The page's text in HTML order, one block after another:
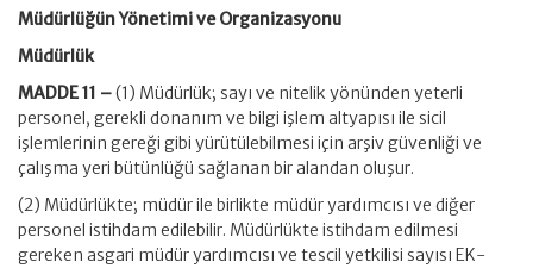
Müdürlüğün Yönetimi ve Organizasyonu
Müdürlük
MADDE 11 –(1) Müdürlük; sayı ve nitelik yönünden yeterli
personel, gerekli donanım ve bilgi işlem altyapısı ile sicil
işlemlerinin gereği gibi yürütülebilmesi için arşiv güvenliği ve
çalışma yeri bütünlüğü sağlanan bir alandan oluşur.
(2) Müdürlükte; müdür ile birlikte müdür yardımcısı ve diğer
personel istihdam edilebilir. Müdürlükte istihdam edilmesi
gereken asgari müdür yardımcısı ve tescil yetkilisi sayısı EK-